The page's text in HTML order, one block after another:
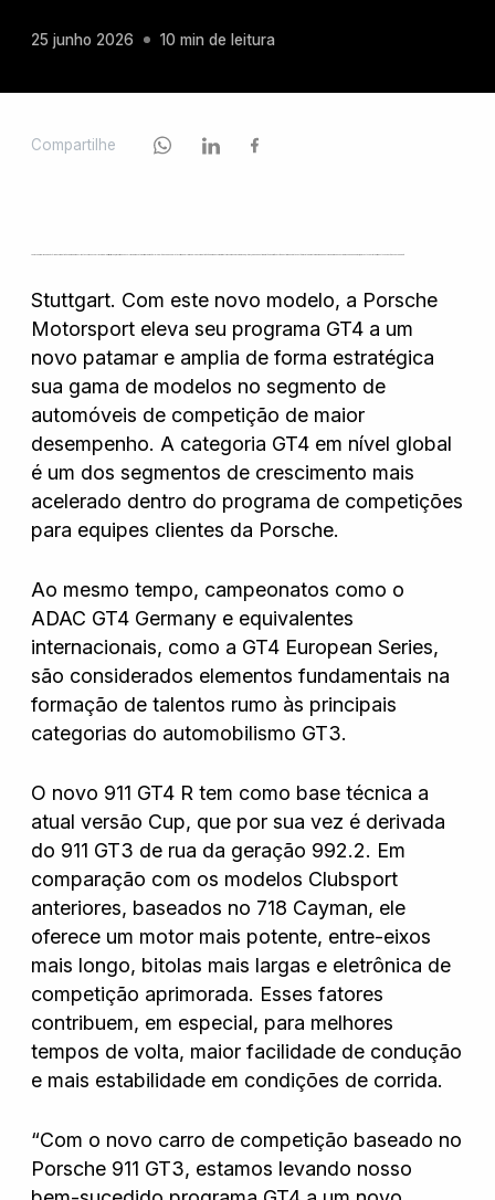
Chevrolet
GWM
Honda
Hyundai
Jetour
Land Rover
Mini
Nissan
Porsche
RAM
25 junho 2026 10 min de leitura
Compartilhe
Stuttgart. Com este novo modelo, a Porsche
Motorsport eleva seu programa GT4 a um
novo patamar e amplia de forma estratégica
sua gama de modelos no segmento de
automóveis de competição de maior
desempenho. A categoria GT4 em nível global
é um dos segmentos de crescimento mais
acelerado dentro do programa de competições
para equipes clientes da Porsche.
Ao mesmo tempo, campeonatos como o
ADAC GT4 Germany e equivalentes
internacionais, como a GT4 European Series,
são considerados elementos fundamentais na
formação de talentos rumo às principais
categorias do automobilismo GT3.
O novo 911 GT4 R tem como base técnica a
atual versão Cup, que por sua vez é derivada
do 911 GT3 de rua da geração 992.2. Em
comparação com os modelos Clubsport
anteriores, baseados no 718 Cayman, ele
oferece um motor mais potente, entre-eixos
mais longo, bitolas mais largas e eletrônica de
competição aprimorada. Esses fatores
contribuem, em especial, para melhores
tempos de volta, maior facilidade de condução
e mais estabilidade em condições de corrida.
“Com o novo carro de competição baseado no
Porsche 911 GT3, estamos levando nosso